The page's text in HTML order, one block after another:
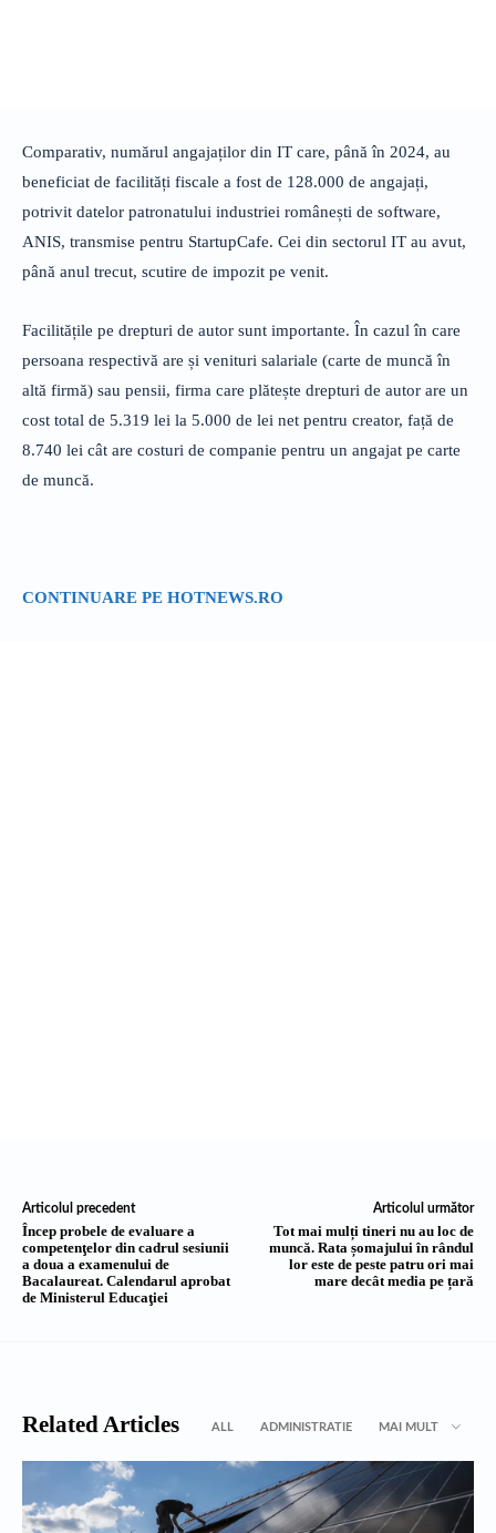
Comparativ, numărul angajaților din IT care, până în 2024, au
beneficiat de facilități fiscale a fost de 128.000 de angajați,
potrivit datelor patronatului industriei românești de software,
ANIS, transmise pentru StartupCafe. Cei din sectorul IT au avut,
până anul trecut, scutire de impozit pe venit.
Facilitățile pe drepturi de autor sunt importante. În cazul în care
persoana respectivă are și venituri salariale (carte de muncă în
altă firmă) sau pensii, firma care plătește drepturi de autor are un
cost total de 5.319 lei la 5.000 de lei net pentru creator, față de
8.740 lei cât are costuri de companie pentru un angajat pe carte
de muncă.
CONTINUARE PE HOTNEWS.RO
Articolul precedent
Încep probele de evaluare a
competenţelor din cadrul sesiunii
a doua a examenului de
Bacalaureat. Calendarul aprobat
de Ministerul Educaţiei
Articolul următor
Tot mai mulți tineri nu au loc de
muncă. Rata șomajului în rândul
lor este de peste patru ori mai
mare decât media pe țară
Related Articles ALL ADMINISTRATIE MAI MULT